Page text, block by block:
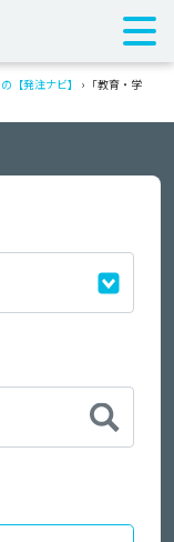
【発注ナビ】 › 「教育・学